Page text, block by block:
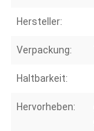
Hersteller:
Verpackung:
Haltbarkeit:
Hervorheben: